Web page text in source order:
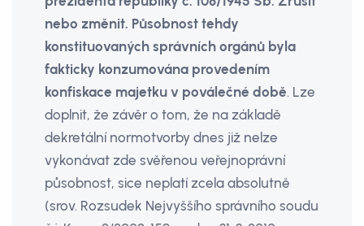
nebo změnit. Působnost tehdy
konstituovaných správních orgánů byla
fakticky konzumována provedením
konfiskace majetku v poválečné době. Lze
doplnit, že závěr o tom, že na základě
dekretální normotvorby dnes již nelze
vykonávat zde svěřenou veřejnoprávní
působnost, sice neplatí zcela absolutně
(srov. Rozsudek Nejvyššího správního soudu